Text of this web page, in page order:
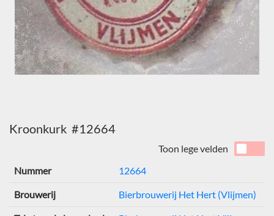
Kroonkurk #12664
Toon lege velden
Nummer
12664
Brouwerij Bierbrouwerij Het Hert (Vlijmen)